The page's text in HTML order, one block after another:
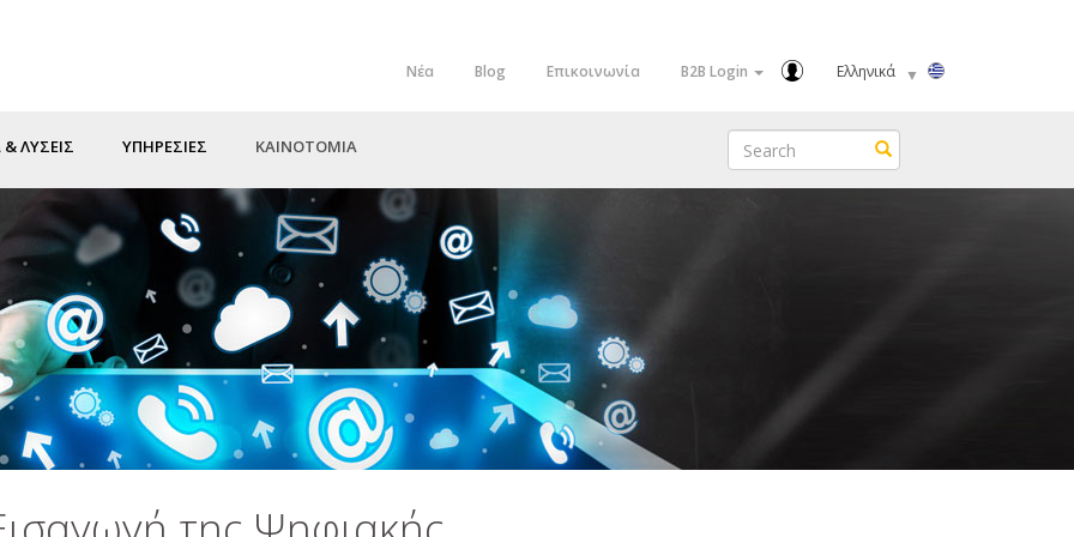
Νέα Blog Επικοινωνία B2B Login
Select
language
ΛΥΣΕΙΣ ΥΠΗΡΕΣΙΕΣ ΚΑΙΝΟΤΟΜΙΑ Search Search